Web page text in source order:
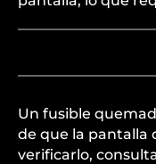
Un fusible
de que la pantalla
verificarlo,